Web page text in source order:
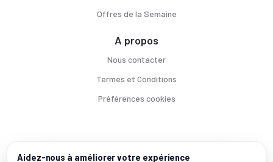
Offres de la Semaine
A propos
Nous contacter
Termes et Conditions
Préférences cookies
Voitures par ville
Aidez-nous à améliorer votre expérience